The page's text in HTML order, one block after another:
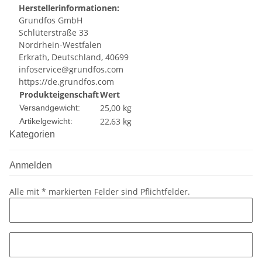
Herstellerinformationen:
Grundfos GmbH
Schlüterstraße 33
Nordrhein-Westfalen
Erkrath, Deutschland, 40699
infoservice@grundfos.com
https://de.grundfos.com
ProdukteigenschaftWert
Versandgewicht: 25,00 kg
Artikelgewicht: 22,63 kg
Kategorien
Anmelden
Alle mit * markierten Felder sind Pflichtfelder.